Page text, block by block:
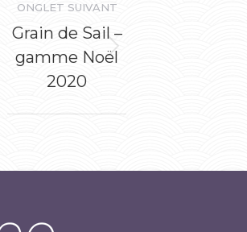
ONGLET SUIVANT
Onglet
suivant
Grain de Sail –
gamme Noël
2020